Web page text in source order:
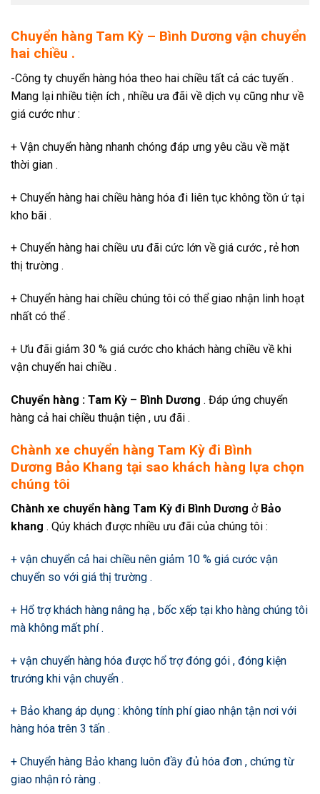
Chuyển hàng Tam Kỳ – Bình Dương vận chuyển
hai chiều .
-Công ty chuyển hàng hóa theo hai chiều tất cả các tuyến .
Mang lại nhiều tiện ích , nhiều ưa đãi về dịch vụ cũng như về
giá cước như :
+ Vận chuyển hàng nhanh chóng đáp ưng yêu cầu về mặt
thời gian .
+ Chuyển hàng hai chiều hàng hóa đi liên tục không tồn ứ tại
kho bãi .
+ Chuyển hàng hai chiều ưu đãi cức lớn về giá cước , rẻ hơn
thị trường .
+ Chuyển hàng hai chiều chúng tôi có thể giao nhận linh hoạt
nhất có thể .
+ Ưu đãi giảm 30 % giá cước cho khách hàng chiều về khi
vận chuyển hai chiều .
Chuyển hàng : Tam Kỳ – Bình Dương . Đáp ứng chuyển
hàng cả hai chiều thuận tiện , ưu đãi .
Chành xe chuyển hàng Tam Kỳ đi Bình
Dương Bảo Khang tại sao khách hàng lựa chọn
chúng tôi
Chành xe chuyển hàng Tam Kỳ đi Bình Dương ở Bảo
khang . Qúy khách được nhiều ưu đãi của chúng tôi :
+ vận chuyển cả hai chiều nên giảm 10 % giá cước vận
chuyển so với giá thị trường .
+ Hổ trợ khách hàng nâng hạ , bốc xếp tại kho hàng chúng tôi
mà không mất phí .
+ vận chuyển hàng hóa được hổ trợ đóng gói , đóng kiện
trướng khi vận chuyển .
+ Bảo khang áp dụng : không tính phí giao nhận tận nơi với
hàng hóa trên 3 tấn .
+ Chuyển hàng Bảo khang luôn đầy đủ hóa đơn , chứng từ
giao nhận rỏ ràng .